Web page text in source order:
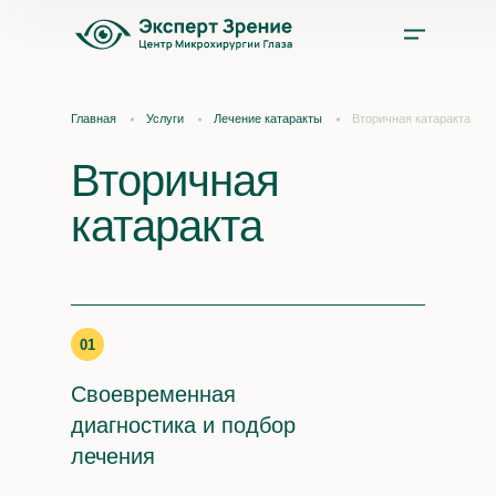
Врачи
Главная Услуги Лечение катаракты Вторичная катаракта
Вторичная
катаракта
01
Своевременная
диагностика и подбор
лечения